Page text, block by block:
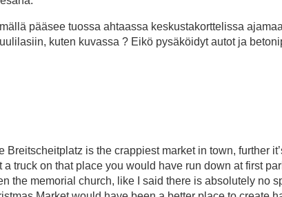
pääsee tuossa ahtaassa keskustakorttelissa
kuten kuvassa ? Eikö pysäköidyt autot ja
is the crappiest market in town, further
a truck on that place you would have run down at first
the memorial church, like I said there is absolutely no